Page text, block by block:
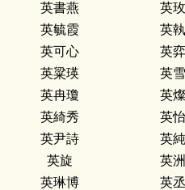
英書燕
英
英毓霞
英
英可心
英
英粱瑛
英
英冉瓊
英
英綺秀
英
英尹詩
英
英旋
英
英琳博
英